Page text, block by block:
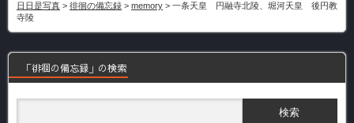
日日是写真 > 徘徊の備忘録 > memory > 一条天皇 円融寺北陵、堀河天皇 後円教
寺陵
「徘徊の備忘録」の検索